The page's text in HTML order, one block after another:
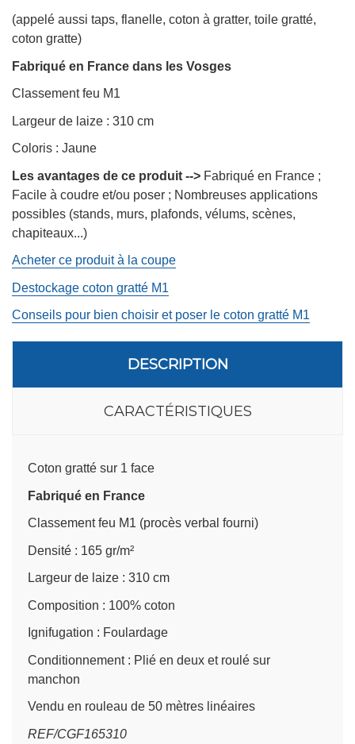
(appelé aussi taps, flanelle, coton à gratter, toile gratté,
coton gratte)
Fabriqué en France dans les Vosges
Classement feu M1
Largeur de laize : 310 cm
Coloris : Jaune
Les avantages de ce produit --> Fabriqué en France ;
Facile à coudre et/ou poser ; Nombreuses applications
possibles (stands, murs, plafonds, vélums, scènes,
chapiteaux...)
Acheter ce produit à la coupe
Destockage coton gratté M1
Conseils pour bien choisir et poser le coton gratté M1
DESCRIPTION
CARACTÉRISTIQUES
Coton gratté sur 1 face
Fabriqué en France
Classement feu M1 (procès verbal fourni)
Densité : 165 gr/m²
Largeur de laize : 310 cm
Composition : 100% coton
Ignifugation : Foulardage
Conditionnement : Plié en deux et roulé sur
manchon
Vendu en rouleau de 50 mètres linéaires
REF/CGF165310